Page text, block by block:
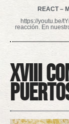
REACT –
https://youtu.be/
reacción. En
XVIII